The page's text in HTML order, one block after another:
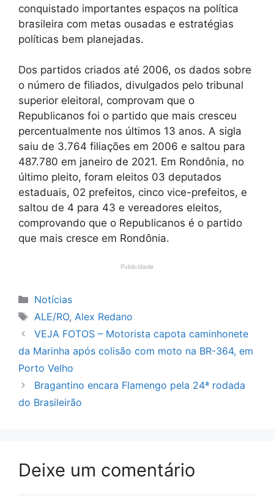
conquistado importantes espaços na política
brasileira com metas ousadas e estratégias
políticas bem planejadas.
Dos partidos criados até 2006, os dados sobre
o número de filiados, divulgados pelo tribunal
superior eleitoral, comprovam que o
Republicanos foi o partido que mais cresceu
percentualmente nos últimos 13 anos. A sigla
saiu de 3.764 filiações em 2006 e saltou para
487.780 em janeiro de 2021. Em Rondônia, no
último pleito, foram eleitos 03 deputados
estaduais, 02 prefeitos, cinco vice-prefeitos, e
saltou de 4 para 43 e vereadores eleitos,
comprovando que o Republicanos é o partido
que mais cresce em Rondônia.
Publicidade
Categorias
Notícias
Tags
ALE/RO, Alex Redano
VEJA FOTOS – Motorista capota caminhonete
da Marinha após colisão com moto na BR-364, em
Porto Velho
Bragantino encara Flamengo pela 24ª rodada
do Brasileirão
Deixe um comentário